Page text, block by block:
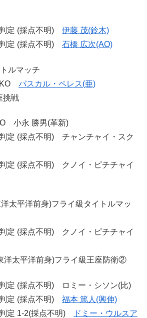
定 (採点不明) 伊藤 茂(鈴木)
定 (採点不明) 石橋 広次(AO)
ルマッチ
パスカル・ペレス(亜)
挑戦
小永 勝男(革新)
定 (採点不明) チャンチャイ・スク
定 (採点不明) クノイ・ピチチャイ
太平洋前身)フライ級タイトルマッ
定 (採点不明) クノイ・ピチチャイ
洋太平洋前身)フライ級王座防衛②
定 (採点不明) ロミー・シソン(比)
定 (採点不明) 福本 篤人(興伸)
定 1-2(採点不明)
ドミー・ウルスア